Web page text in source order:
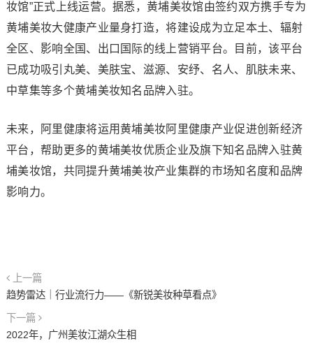
妆馆”正式上线运营。据悉，黄埔美妆馆由签约双方携手专为
黄埔美妆大健康产业量身打造，将建设成为立足本土、辐射
全区、影响全国、出口国际的线上营销平台。目前，该平台
已成功吸引丸美、美肤宝、滋源、安纾、名人、肌肤未来、
中草集等多个黄埔美妆知名品牌入驻。
未来，阿里健康将运用黄埔美妆阿里健康产业促进创新经济
平台，帮助更多的黄埔美妆优质企业及旗下知名品牌入驻黄
埔美妆馆，共同提升黄埔美妆产业集群的市场知名度和品牌
影响力。
上一篇
趋势雷达｜行业流行力——《新锐美妆种草看点》
下一篇
2022年，广州美妆江湖众生相